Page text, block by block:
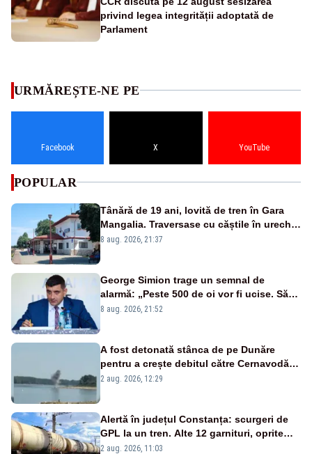
privind legea integrității adoptată de
Parlament
URMĂREȘTE-NE PE
Facebook X YouTube
POPULAR
Tânără de 19 ani, lovită de tren în Gara
Mangalia. Traversase cu căștile în urechi
liniile printr-un loc nepermis
8 aug. 2026, 21:37
George Simion trage un semnal de
alarmă: „Peste 500 de oi vor fi ucise. Să
vedem dacă ciobanii vor fi despăgubiți”
8 aug. 2026, 21:52
A fost detonată stânca de pe Dunăre
pentru a crește debitul către Cernavodă –
VIDEO
2 aug. 2026, 12:29
Alertă în județul Constanța: scurgeri de
GPL la un tren. Alte 12 garnituri, oprite
aproape două ore
2 aug. 2026, 11:03